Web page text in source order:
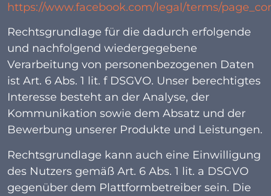
https://www.facebook.com/legal/terms/
Rechtsgrundlage für die dadurch erfolgende
und nachfolgend wiedergegebene
Verarbeitung von personenbezogenen Daten
ist Art. 6 Abs. 1 lit. f DSGVO. Unser berechtigtes
Interesse besteht an der Analyse, der
Kommunikation sowie dem Absatz und der
Bewerbung unserer Produkte und Leistungen.
Rechtsgrundlage kann auch eine Einwilligung
des Nutzers gemäß Art. 6 Abs. 1 lit. a DSGVO
gegenüber dem Plattformbetreiber sein. Die